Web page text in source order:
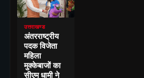
उत्तराखण्ड
अंतरराष्ट्रीय
पदक विजेता
महिला
मुक्केबाजों का
सीएम धामी ने